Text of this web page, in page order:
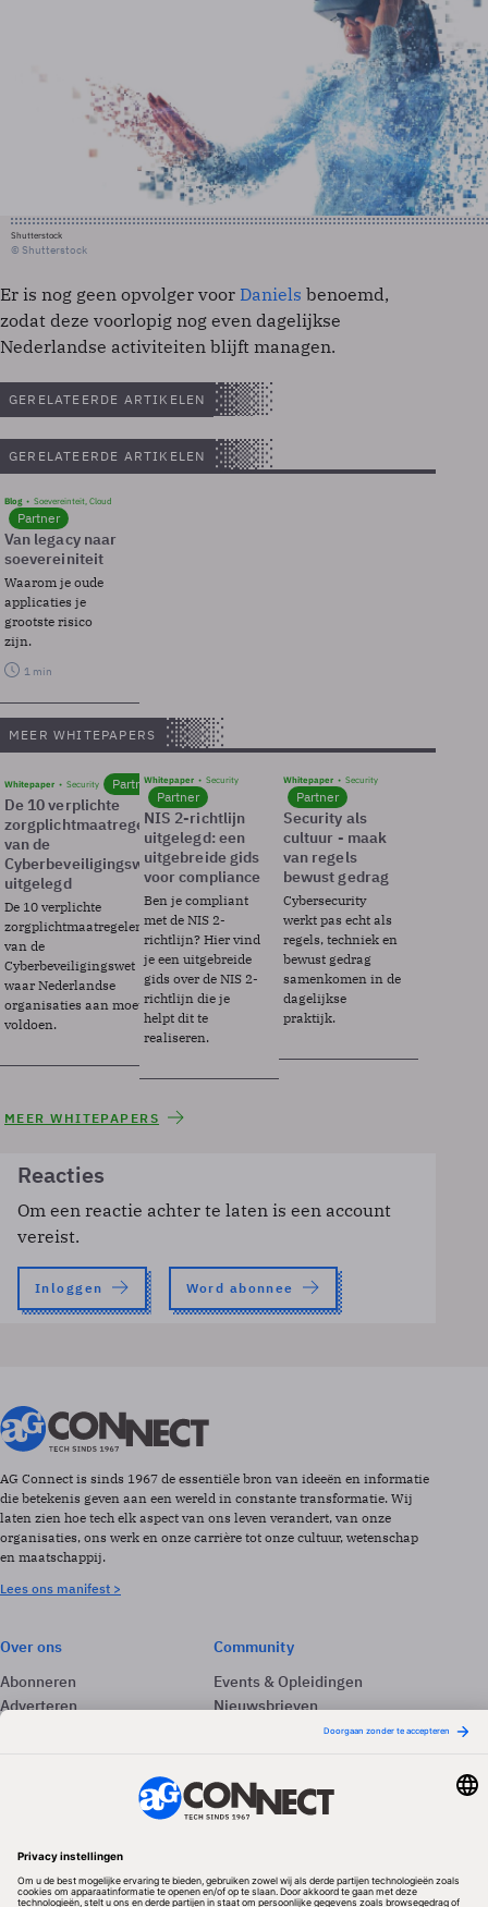
Shutterstock
© Shutterstock
Er is nog geen opvolger voor Daniels benoemd,
zodat deze voorlopig nog even dagelijkse
Nederlandse activiteiten blijft managen.
GERELATEERDE ARTIKELEN
GERELATEERDE ARTIKELEN
Blog Soevereinteit, Cloud
Partner
Van legacy naar
soevereiniteit
Waarom je oude
applicaties je
grootste risico
zijn.
1 min
MEER WHITEPAPERS
Whitepaper Security Partner
De 10 verplichte
zorgplichtmaatregelen
van de
Cyberbeveiligingswet
uitgelegd
De 10 verplichte
zorgplichtmaatregelen
van de
Cyberbeveiligingswet
waar Nederlandse
organisaties aan moeten
voldoen.
Whitepaper Security
Partner
NIS 2-richtlijn
uitgelegd: een
uitgebreide gids
voor compliance
Ben je compliant
met de NIS 2-
richtlijn? Hier vind
je een uitgebreide
gids over de NIS 2-
richtlijn die je
helpt dit te
realiseren.
Whitepaper Security
Partner
Security als
cultuur - maak
van regels
bewust gedrag
Cybersecurity
werkt pas echt als
regels, techniek en
bewust gedrag
samenkomen in de
dagelijkse
praktijk.
MEER WHITEPAPERS
Reacties
Om een reactie achter te laten is een account
vereist.
Inloggen Word abonnee
AG Connect is sinds 1967 de essentiële bron van ideeën en informatie
die betekenis geven aan een wereld in constante transformatie. Wij
laten zien hoe tech elk aspect van ons leven verandert, van onze
organisaties, ons werk en onze carrière tot onze cultuur, wetenschap
en maatschappij.
Lees ons manifest >
Over ons
Abonneren
Adverteren
Community
Events & Opleidingen
Nieuwsbrieven
Volg ons